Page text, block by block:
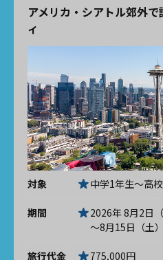
アメリカ・シアトル郊外
ィ
対象 中学1年生～高
期間
2026年 8月2日（
～8月15日（土
旅行代金 775,000円